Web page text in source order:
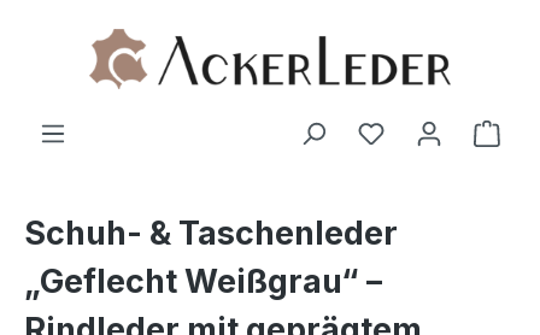
Zum Hauptinhalt springen
Schuh- & Taschenleder
„Geflecht Weißgrau“ –